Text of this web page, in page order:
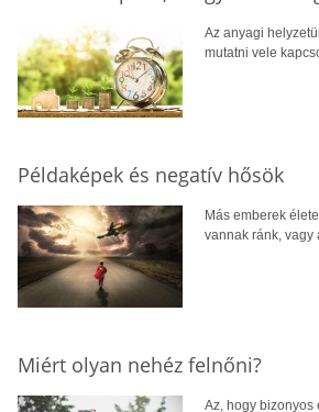
Az anyagi
mutatni vele
Példaképek és negatív hősök
Más emberek
vannak ránk, vagy
Miért olyan nehéz felnőni?
Az, hogy bizonyos